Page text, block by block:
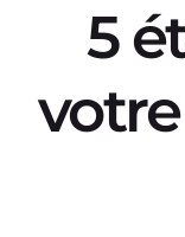
5